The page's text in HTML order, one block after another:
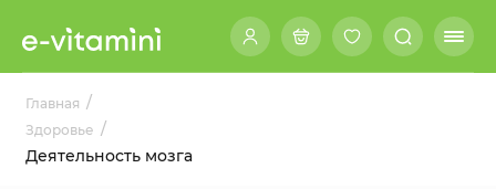
Главная /
Здоровье /
Деятельность мозга